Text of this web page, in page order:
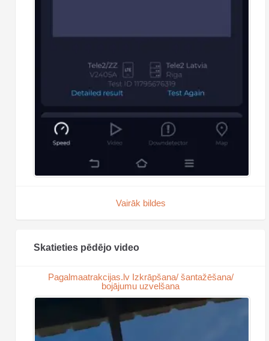
Vairāk bildes
Skatieties pēdējo video
Pagalmaatrakcijas.lv Izkrāpšana/ šantažēšana/
bojājumu uzvelšana